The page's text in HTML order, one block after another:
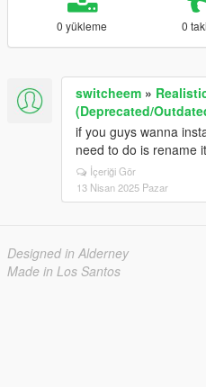
0 yükleme 0
switcheem »
(Deprecated/
if you guys wanna
need to do is rename
İçeriği Gör
13 Nisan 2025 Pazar
Designed in Alderney
Made in Los Santos